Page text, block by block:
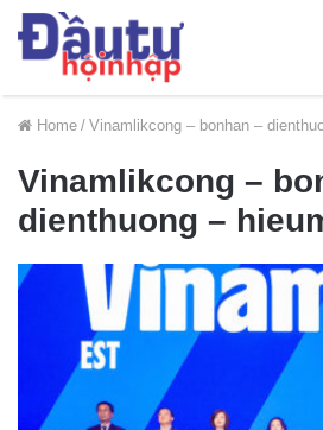
Home / Vinamlikcong – bonhan –
Vinamlikcong –
dienthuong –